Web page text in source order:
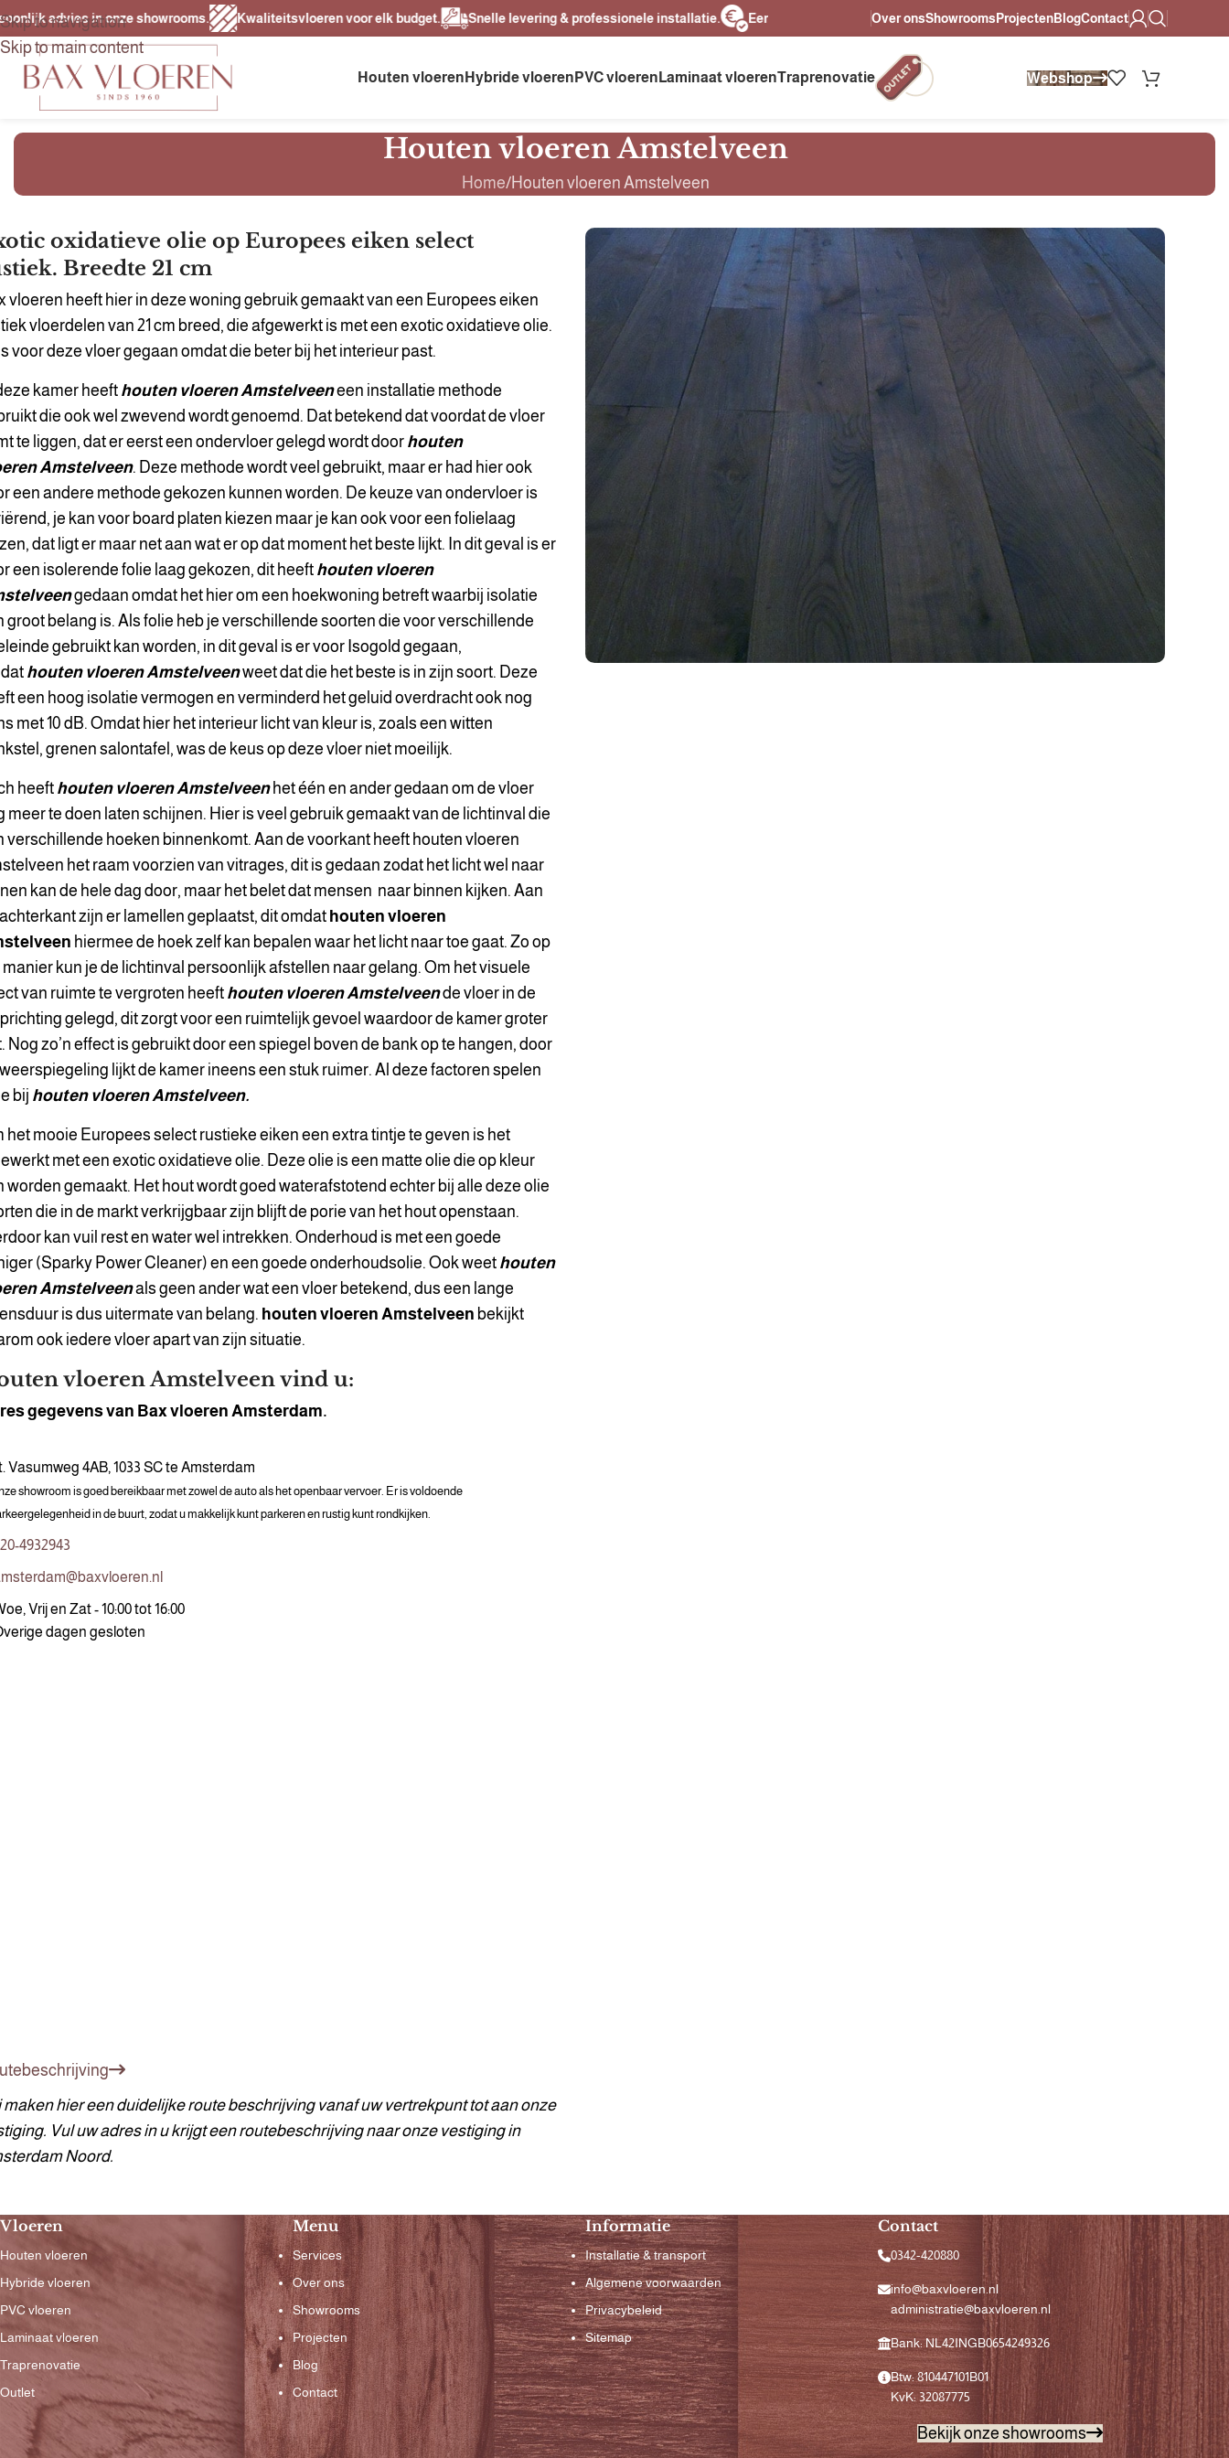
Skip to navigation
Skip to main content
advies in onze showrooms. Kwaliteitsvloeren voor elk budget. Snelle levering & professionele installatie. Eerlijke prijzen, heldere afspraken. Altijd persoonlijk advies in onze showrooms.
Over onsShowroomsProjectenBlogContact
Houten vloeren Hybride vloeren PVC vloeren Laminaat vloerenTraprenovatie Webshop
Houten vloeren Amstelveen
Home Houten vloeren Amstelveen
oxidatieve olie op Europees eiken select
Breedte 21 cm
vloeren heeft hier in deze woning gebruik gemaakt van een Europees eiken
vloerdelen van 21 cm breed, die afgewerkt is met een exotic oxidatieve olie.
voor deze vloer gegaan omdat die beter bij het interieur past.
kamer heeft houten vloeren Amstelveeneen installatie methode
die ook wel zwevend wordt genoemd. Dat betekend dat voordat de vloer
te liggen, dat er eerst een ondervloer gelegd wordt doorhouten
Amstelveen. Deze methode wordt veel gebruikt, maar er had hier ook
een andere methode gekozen kunnen worden. De keuze van ondervloer is
je kan voor board platen kiezen maar je kan ook voor een folielaag
dat ligt er maar net aan wat er op dat moment het beste lijkt. In dit geval is er
een isolerende folie laag gekozen, dit heeft houten vloeren
gedaan omdat het hier om een hoekwoning betreft waarbij isolatie
groot belang is. Als folie heb je verschillende soorten die voor verschillende
gebruikt kan worden, in dit geval is er voor Isogold gegaan,
houten vloeren Amstelveenweet dat die het beste is in zijn soort. Deze
een hoog isolatie vermogen en verminderd het geluid overdracht ook nog
met 10 dB. Omdat hier het interieur licht van kleur is, zoals een witten
grenen salontafel, was de keus op deze vloer niet moeilijk.
heeft houten vloeren Amstelveenhet één en ander gedaan om de vloer
meer te doen laten schijnen. Hier is veel gebruik gemaakt van de lichtinval die
verschillende hoeken binnenkomt. Aan de voorkant heeft houten vloeren
het raam voorzien van vitrages, dit is gedaan zodat het licht wel naar
kan de hele dag door, maar het belet dat mensen naar binnen kijken. Aan
zijn er lamellen geplaatst, dit omdat houten vloeren
hiermee de hoek zelf kan bepalen waar het licht naar toe gaat. Zo op
kun je de lichtinval persoonlijk afstellen naar gelang. Om het visuele
van ruimte te vergroten heeft houten vloeren Amstelveende vloer in de
gelegd, dit zorgt voor een ruimtelijk gevoel waardoor de kamer groter
Nog zo’n effect is gebruikt door een spiegel boven de bank op te hangen, door
lijkt de kamer ineens een stuk ruimer. Al deze factoren spelen
bij houten vloeren Amstelveen.
het mooie Europees select rustieke eiken een extra tintje te geven is het
met een exotic oxidatieve olie. Deze olie is een matte olie die op kleur
worden gemaakt. Het hout wordt goed waterafstotend echter bij alle deze olie
die in de markt verkrijgbaar zijn blijft de porie van het hout openstaan.
kan vuil rest en water wel intrekken. Onderhoud is met een goede
(Sparky Power Cleaner) en een goede onderhoudsolie. Ook weet houten
Amstelveenals geen ander wat een vloer betekend, dus een lange
is dus uitermate van belang. houten vloeren Amstelveen bekijkt
ook iedere vloer apart van zijn situatie.
vloeren Amstelveen vind u:
gegevens van Bax vloeren Amsterdam.
Vasumweg 4AB, 1033 SC te Amsterdam
showroom is goed bereikbaar met zowel de auto als het openbaar vervoer. Er is voldoende
in de buurt, zodat u makkelijk kunt parkeren en rustig kunt rondkijken.
4932943
Vrij en Zat - 10:00 tot 16:00
dagen gesloten
maken hier een duidelijke route beschrijving vanaf uw vertrekpunt tot aan onze
Vul uw adres in u krijgt een routebeschrijving naar onze vestiging in
Noord.
Vloeren
Houten vloeren
Hybride vloeren
PVC vloeren
Laminaat vloeren
Traprenovatie
Outlet
Menu
Services
Over ons
Showrooms
Projecten
Blog
Contact
Informatie
Installatie & transport
Algemene voorwaarden
Privacybeleid
Sitemap
Contact
0342-420880
info@baxvloeren.nl
administratie@baxvloeren.nl
Bank: NL42INGB0654249326
Btw: 810447101B01
KvK: 32087775
Bekijk onze showrooms